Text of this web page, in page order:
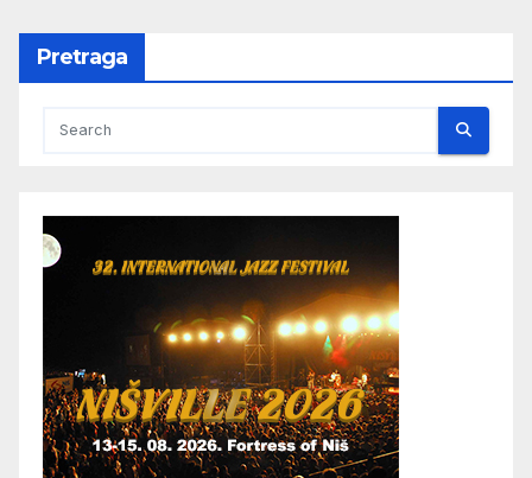
Pretraga